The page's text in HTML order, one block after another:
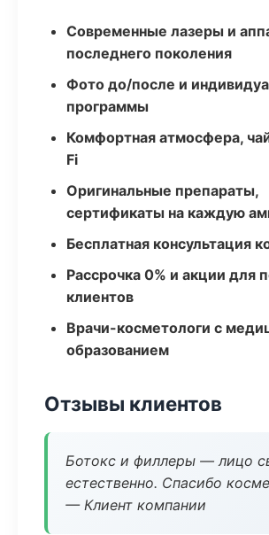
Современные лазеры и
последнего поколения
Фото до/после и
программы
Комфортная атмосфера,
Fi
Оригинальные препараты,
сертификаты на каждую
Бесплатная консультация
Рассрочка 0% и акции для
клиентов
Врачи-косметологи с
образованием
Отзывы клиентов
Ботокс и филлеры — лицо
естественно. Спасибо
— Клиент компании